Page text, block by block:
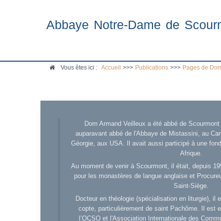
Abbaye Notre-Dame de
Vous êtes ici : Accueil >>> Publications >>> Pages de
Dom Armand Veilleux a été abbé de
auparavant abbé de l'Abbaye de Mistassini, au
Géorgie, aux USA. Il avait aussi participé à une
Afrique.
Au moment de venir à Scourmont, il était, depuis
pour les monastères de langue anglaise et
Saint-Siège.
Docteur en théologie (spécialisation en liturgie), il
copte, particulièrement de saint Pachôme. Il est
l’OCSO et l'Association Internationale des